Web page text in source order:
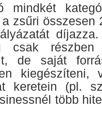
mindkét
zsűri összesen
csak
de saját
kiegészíteni,
keretein (pl.
több